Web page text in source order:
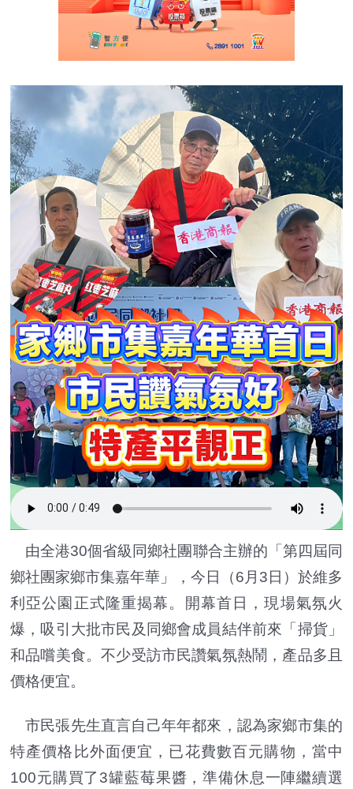
由全港30個省級同鄉社團聯合主辦的「第四屆同
鄉社團家鄉市集嘉年華」，今日（6月3日）於維多
利亞公園正式隆重揭幕。開幕首日，現場氣氛火
爆，吸引大批市民及同鄉會成員結伴前來「掃貨」
和品嚐美食。不少受訪市民讚氣氛熱鬧，產品多且
價格便宜。
市民張先生直言自己年年都來，認為家鄉市集的
特產價格比外面便宜，已花費數百元購物，當中
100元購買了3罐藍莓果醬，準備休息一陣繼續選